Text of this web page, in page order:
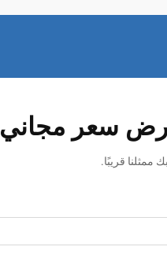
سعر مجاني
ممثلنا قريبًا.